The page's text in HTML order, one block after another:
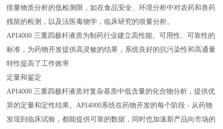
痕量物质分析的低检测限，如在食品安全、环境分析中对农药和兽药
残留的检测，以及法医毒物学，临床研究的痕量分析。
API4000 三重四极杆液质为制药行业建立高性能、可用性、可靠性的
标准，为药物开发提供高灵敏的结果，系统良好的抗污染性和高通量
特性提高了工作效率
定量和鉴定
API4000 三重四极杆液质对复杂基质中低含量的化合物分析，提供优
异的定量和定性结果。API4000系统在药物开发的每个阶段 - 从药物
发现到临床试验，都能提供可靠的数据，同时也加速新产品向市场的